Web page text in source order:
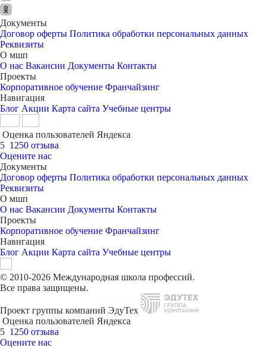
Документы
Договор оферты Политика обработки персональных данных
Реквизиты
О мшп
О нас Вакансии Документы Контакты
Проекты
Корпоративное обучение Франчайзинг
Навигация
Блог Акции Карта сайта Учебные центры
Оценка пользователей Яндекса
5 1250 отзыва
Оцените нас
Документы
Договор оферты Политика обработки персональных данных
Реквизиты
О мшп
О нас Вакансии Документы Контакты
Проекты
Корпоративное обучение Франчайзинг
Навигация
Блог Акции Карта сайта Учебные центры
© 2010-2026 Международная школа профессий.
Все права защищены.
Проект группы компаний ЭдуТех
Оценка пользователей Яндекса
5 1250 отзыва
Оцените нас